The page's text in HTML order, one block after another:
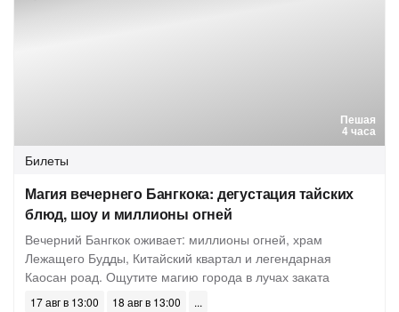
Пешая
4 часа
Билеты
Магия вечернего Бангкока: дегустация тайских
блюд, шоу и миллионы огней
Вечерний Бангкок оживает: миллионы огней, храм
Лежащего Будды, Китайский квартал и легендарная
Каосан роад. Ощутите магию города в лучах заката
17 авг в 13:00
18 авг в 13:00